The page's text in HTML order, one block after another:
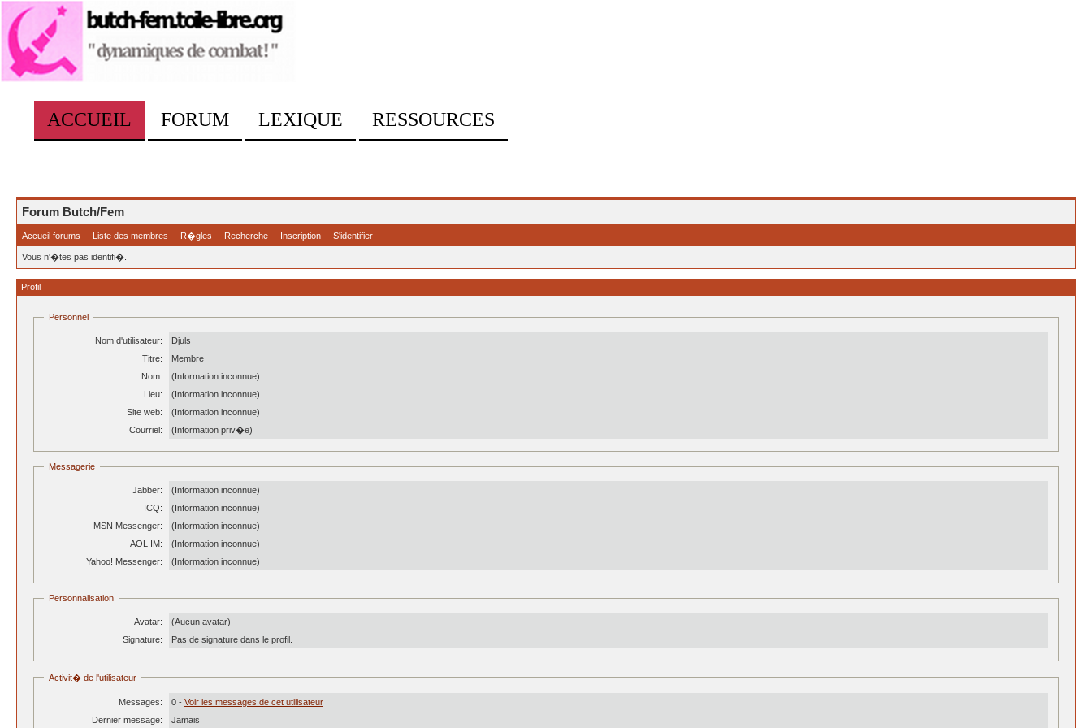
ACCUEIL FORUM LEXIQUE RESSOURCES
Forum Butch/Fem
Accueil forums Liste des membres R�gles Recherche Inscription S'identifier
Vous n'�tes pas identifi�.
Profil
Personnel
Nom d'utilisateur:
Djuls
Titre:
Membre
Nom:
(Information inconnue)
Lieu:
(Information inconnue)
Site web:
(Information inconnue)
Courriel:
(Information priv�e)
Messagerie
Jabber:
(Information inconnue)
ICQ:
(Information inconnue)
MSN Messenger:
(Information inconnue)
AOL IM:
(Information inconnue)
Yahoo! Messenger:
(Information inconnue)
Personnalisation
Avatar:
(Aucun avatar)
Signature:
Pas de signature dans le profil.
Activit� de l'utilisateur
Messages: 0 - Voir les messages de cet utilisateur
Dernier message:
Jamais